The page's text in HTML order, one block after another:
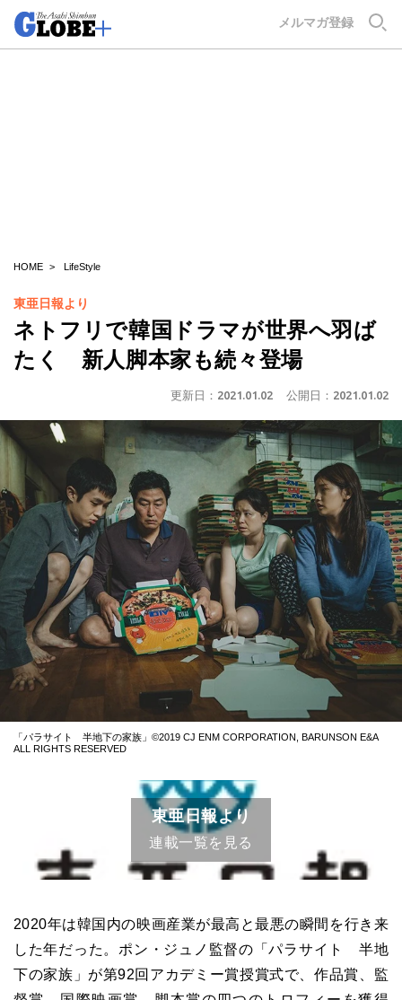
メルマガ登録
HOME LifeStyle
東亜日報より
ネトフリで韓国ドラマが世界へ羽ば
たく 新人脚本家も続々登場
更新日： 2021.01.02 公開日： 2021.01.02
「パラサイト 半地下の家族」©2019 CJ ENM CORPORATION, BARUNSON E&A
ALL RIGHTS RESERVED
東亜日報より
連載一覧を見る
2020年は韓国内の映画産業が最高と最悪の瞬間を行き来
した年だった。ポン・ジュノ監督の「パラサイト 半地
下の家族」が第92回アカデミー賞授賞式で、作品賞、監